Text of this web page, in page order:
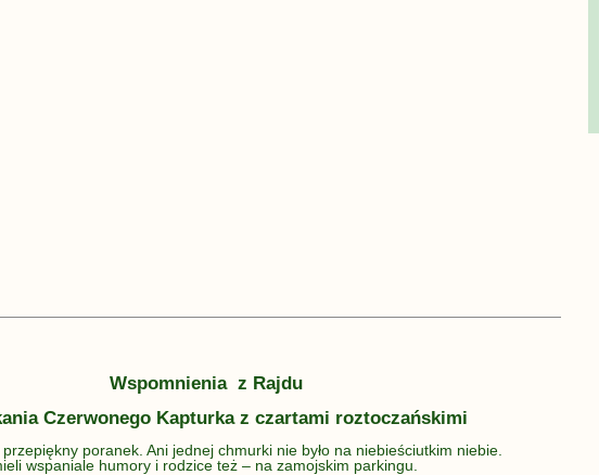
Wspomnienia z Rajdu
Czerwonego Kapturka z czartami roztoczańskimi
poranek. Ani jednej chmurki nie było na niebieściutkim niebie.
wspaniale humory i rodzice też – na zamojskim parkingu.